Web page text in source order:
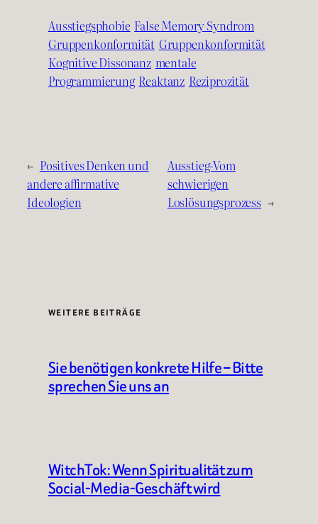
Ausstiegsphobie False Memory Syndrom
Gruppenkonformität Gruppenkonformität
Kognitive Dissonanz mentale
Programmierung Reaktanz Reziprozität
← Positives Denken und
andere affirmative
Ideologien
Ausstieg-Vom
schwierigen
Loslösungsprozess →
WEITERE BEITRÄGE
Sie benötigen konkrete Hilfe – Bitte
sprechen Sie uns an
WitchTok: Wenn Spiritualität zum
Social-Media-Geschäft wird